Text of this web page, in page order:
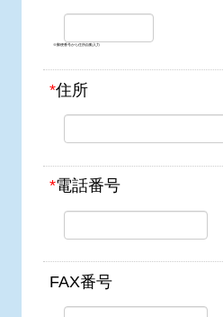
※郵便番号から住所自動入力
*住所
*電話番号
FAX番号